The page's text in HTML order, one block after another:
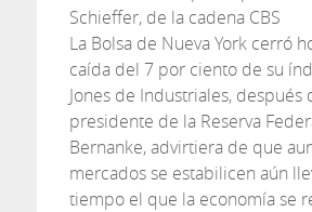
Schieffer, de la cadena CBS
La Bolsa de Nueva York cerró
caída del 7 por ciento de su
Jones de Industriales, después
presidente de la Reserva
Bernanke, advirtiera de que
mercados se estabilicen aún
tiempo el que la economía se